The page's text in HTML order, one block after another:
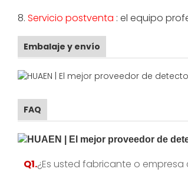
8. Servicio postventa : el equipo
Embalaje y envío
FAQ
Q1.¿Es usted fabricante o empresa